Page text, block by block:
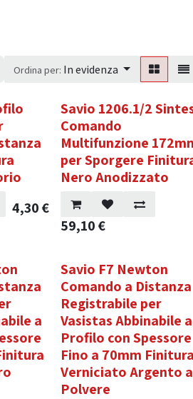
Ordina per: In evidenza
4,30€
Savio 1206.1/2
Comando
Multifunzione
per Sporgere
Nero Anodizzato
59,10€
a
Savio F7 Newton
Comando a Distanza
Registrabile per
Vasistas Abbinabile a
Profilo con Spessore
Fino a 70mm Finitura
Verniciato Argento a
Polvere